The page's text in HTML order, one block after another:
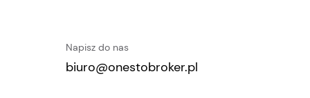
Napisz do nas
biuro@onestobroker.pl